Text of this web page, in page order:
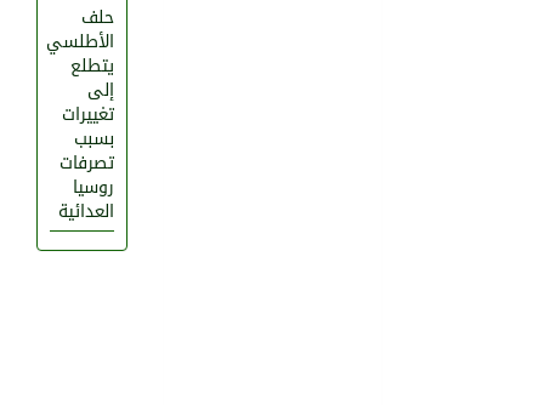
حلف
الأطلسي
يتطلع
إلى
تغييرات
بسبب
تصرفات
روسيا
العدائية